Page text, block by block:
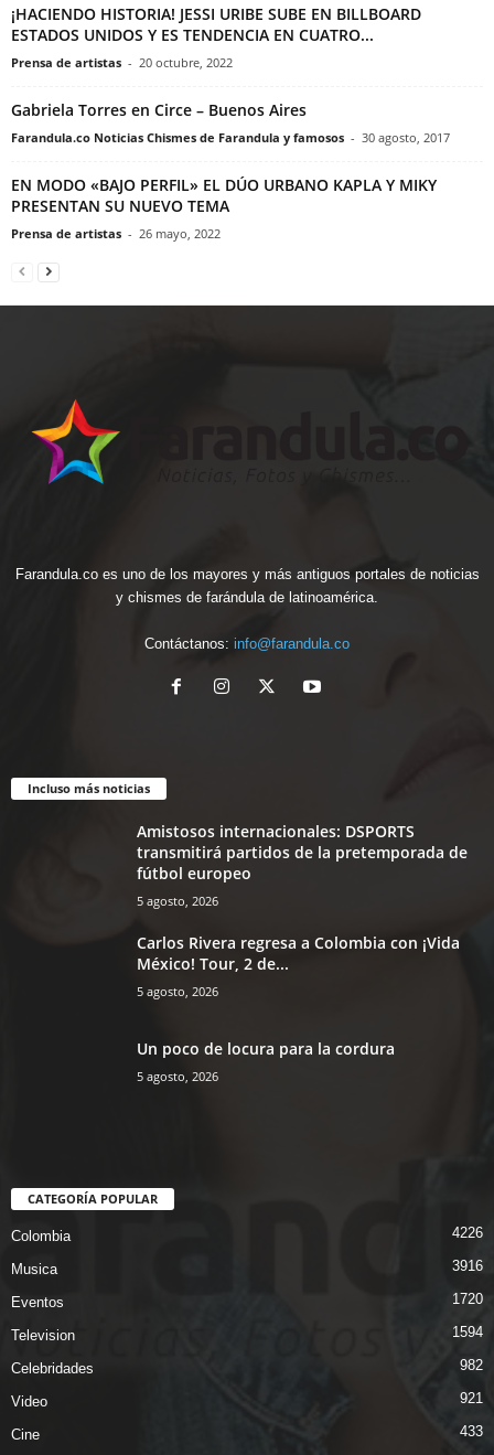
¡HACIENDO HISTORIA! JESSI URIBE SUBE EN BILLBOARD
ESTADOS UNIDOS Y ES TENDENCIA EN CUATRO...
Prensa de artistas - 20 octubre, 2022
Gabriela Torres en Circe – Buenos Aires
Farandula.co Noticias Chismes de Farandula y famosos - 30 agosto, 2017
EN MODO «BAJO PERFIL» EL DÚO URBANO KAPLA Y MIKY
PRESENTAN SU NUEVO TEMA
Prensa de artistas - 26 mayo, 2022
Farandula.co es uno de los mayores y más antiguos portales de noticias
y chismes de farándula de latinoamérica.
Contáctanos: info@farandula.co
Incluso más noticias
Amistosos internacionales: DSPORTS
transmitirá partidos de la pretemporada de
fútbol europeo
5 agosto, 2026
Carlos Rivera regresa a Colombia con ¡Vida
México! Tour, 2 de...
5 agosto, 2026
Un poco de locura para la cordura
5 agosto, 2026
CATEGORÍA POPULAR
Colombia 4226
Musica 3916
Eventos 1720
Television 1594
Celebridades 982
Video 921
Cine 433